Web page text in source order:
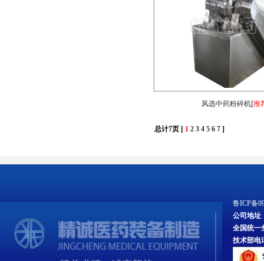
风选中药粉碎机[推
总计7页 [ 1 2 3 4 5 6 7 ]
鲁ICP备
公司地址
全国统一
技术部电